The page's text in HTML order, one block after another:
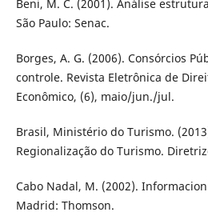
Beni, M. C. (2001). Análise
São Paulo: Senac.
Borges, A. G. (2006). Consórcios
controle. Revista Eletrônica de
Econômico, (6), maio/jun./jul.
Brasil, Ministério do Turismo.
Regionalização do Turismo.
Cabo Nadal, M. (2002).
Madrid: Thomson.